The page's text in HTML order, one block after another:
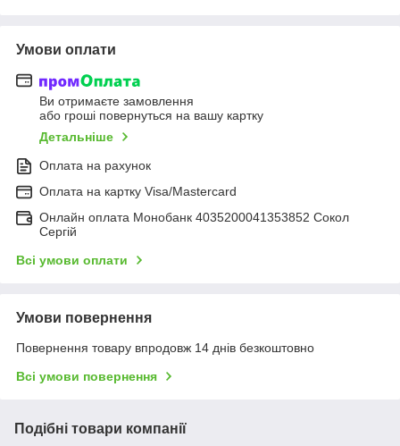
Умови оплати
Ви отримаєте замовлення
або гроші повернуться на вашу картку
Детальніше
Оплата на рахунок
Оплата на картку Visa/Mastercard
Онлайн оплата Монобанк 4035200041353852 Сокол
Сергій
Всі умови оплати
Умови повернення
Повернення товару впродовж 14 днів безкоштовно
Всі умови повернення
Подібні товари компанії